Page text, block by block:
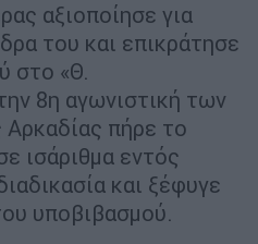
αξιοποίησε για
του και επικράτησε
στο «Θ.
8η αγωνιστική των
πήρε το
ισάριθμα εντός
και ξέφυγε
υποβιβασμού.